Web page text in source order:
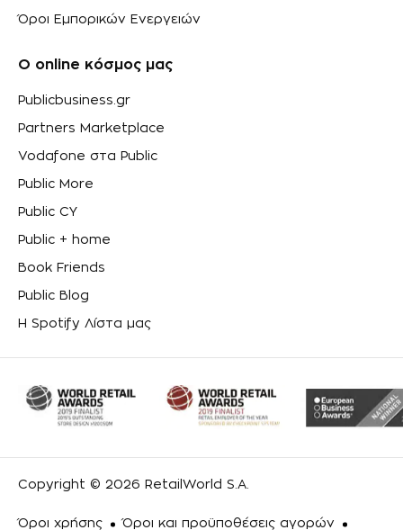
Όροι Εμπορικών Ενεργειών
Ο online κόσμος μας
Publicbusiness.gr
Partners Marketplace
Vodafone στα Public
Public More
Public CY
Public + home
Book Friends
Public Blog
Η Spotify Λίστα μας
Copyright © 2026 RetailWorld S.A.
Όροι χρήσης Όροι και προϋποθέσεις αγορών